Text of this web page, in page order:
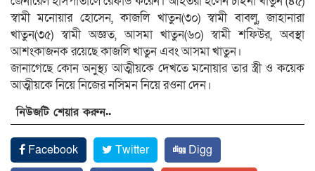
স্বামী মনোয়ার হোসেন, কাজলি খাতুন(৩০) স্বামী বাবলু, জাহানারা
খাতুন(৩৫) স্বামী অজ্ঞত, আসমা খাতুন(৬০) স্বামী শফিউর, অবস্থা
আশংকাজনক রয়েছে কাজলি খাতুন এবং আসমা খাতুন।
জানাগেছে কোন অনুস্থ্য আত্মীয়কে দেখতে মনোয়ার তার স্ত্রী ও কয়েক
আত্মীয়কে নিয়ে নিজের নসিমন নিয়ে রওনা দেন।
নিউজটি শেয়ার করুন..
Facebook Twitter
Digg